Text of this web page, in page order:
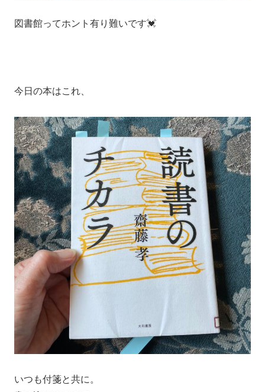
図書館ってホント有り難いです💓
今日の本はこれ、
いつも付箋と共に。